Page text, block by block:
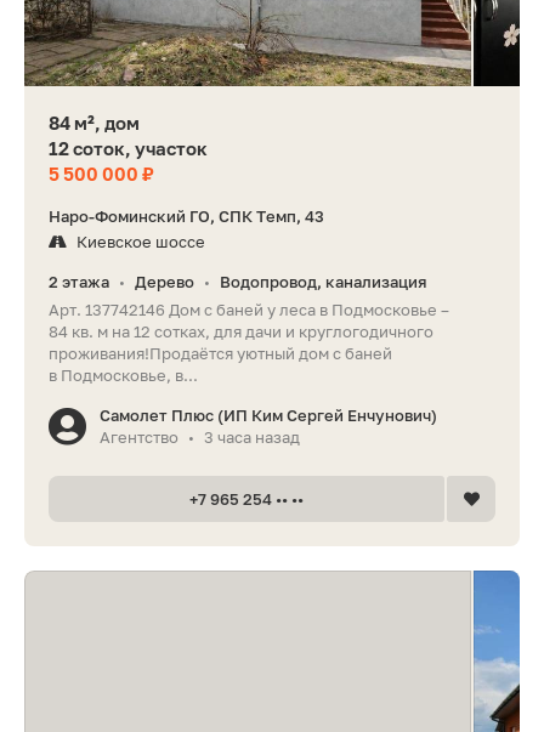
84 м², дом
12 соток, участок
5 500 000 ₽
Наро-Фоминский ГО, СПК Темп, 43
Киевское шоссе
2 этажа • Дерево •
Водопровод, канализация
Арт. 137742146 Дом с баней у леса в Подмосковье –
84 кв. м на 12 сотках, для дачи и круглогодичного
проживания!Продаётся уютный дом с баней
в Подмосковье, в...
Самолет Плюс (ИП Ким Сергей Енчунович)
Агентство
• 3 часа назад
+7 965 254 •• ••